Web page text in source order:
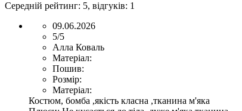
Середній рейтинг: 5, відгуків: 1
09.06.2026
5/5
Алла Коваль
Матеріал:
Пошив:
Розмір:
Матеріал:
Костюм, бомба ,якість класна ,тканина м'яка